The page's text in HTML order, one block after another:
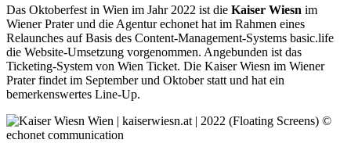
Das Oktoberfest in Wien im Jahr 2022 ist die Kaiser Wiesn im
Wiener Prater und die Agentur echonet hat im Rahmen eines
Relaunches auf Basis des Content-Management-Systems basic.life
die Website-Umsetzung vorgenommen. Angebunden ist das
Ticketing-System von Wien Ticket. Die Kaiser Wiesn im Wiener
Prater findet im September und Oktober statt und hat ein
bemerkenswertes Line-Up.